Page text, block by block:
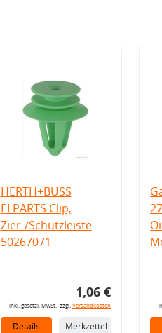
HERTH+BUSS
ELPARTS Clip,
Zier-/Schutzleiste
50267071
1,06 €
inkl. gesetzl. MwSt., zzgl. Versandkosten
Details Merkzettel